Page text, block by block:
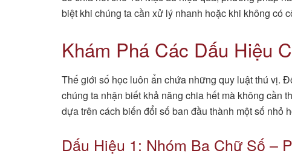
biệt khi chúng ta cần xử lý nhanh hoặc khi không có
Khám Phá Các Dấu Hiệu
Thế giới số học luôn ẩn chứa những quy luật thú vị.
chúng ta nhận biết khả năng chia hết mà không cần
dựa trên cách biến đổi số ban đầu thành một số nhỏ
Dấu Hiệu 1: Nhóm Ba Chữ Số –